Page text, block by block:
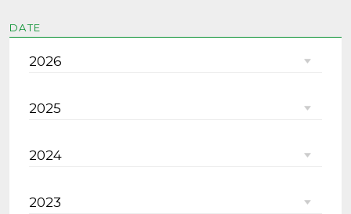
DATE
2026
2025
2024
2023